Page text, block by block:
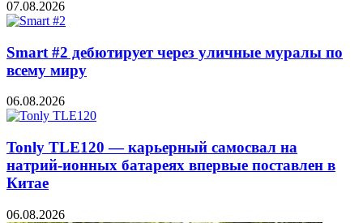
07.08.2026
Smart #2 дебютирует через уличные муралы по
всему миру
06.08.2026
Tonly TLE120 — карьерный самосвал на
натрий-ионных батареях впервые поставлен в
Китае
06.08.2026